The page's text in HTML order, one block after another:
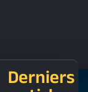
Derniers